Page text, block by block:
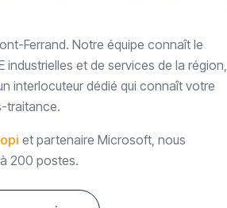
Ferrand. Notre équipe connaît le
et de services de la région,
interlocuteur dédié qui connaît votre
traitance.
et partenaire Microsoft, nous
200 postes.